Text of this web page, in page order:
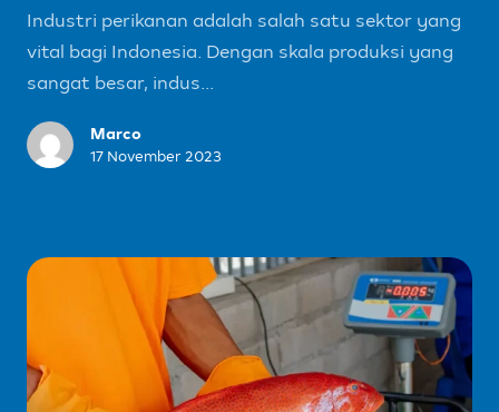
Industri perikanan adalah salah satu sektor yang
vital bagi Indonesia. Dengan skala produksi yang
sangat besar, indus...
Marco
17 November 2023